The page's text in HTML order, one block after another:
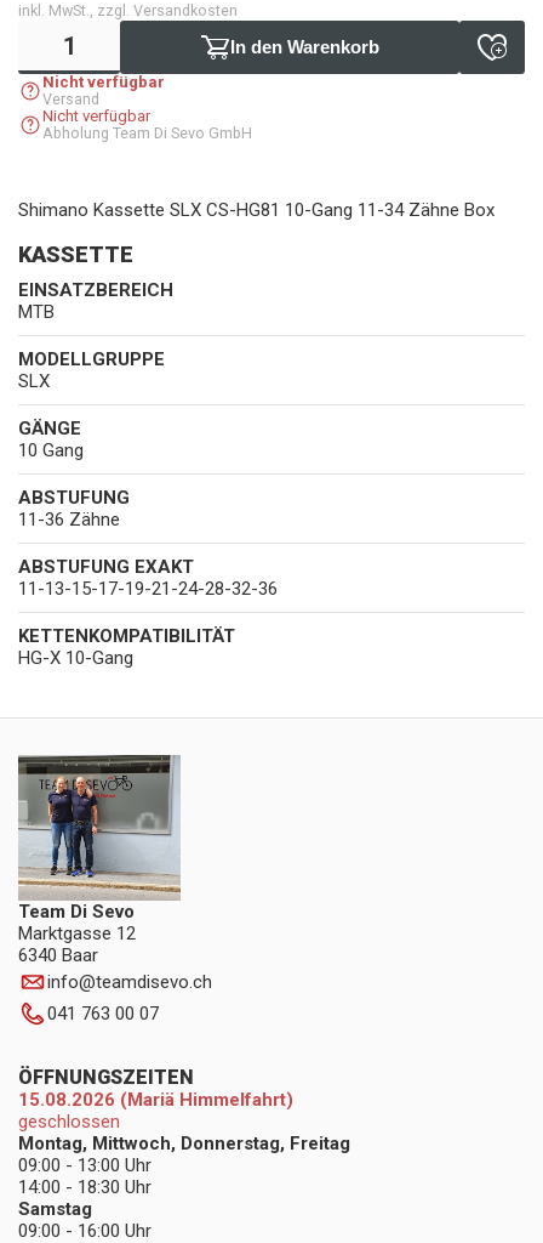
inkl. MwSt., zzgl. Versandkosten
In den Warenkorb
Nicht verfügbar
Versand
Nicht verfügbar
Abholung Team Di Sevo GmbH
Shimano Kassette SLX CS-HG81 10-Gang 11-34 Zähne Box
KASSETTE
EINSATZBEREICH
MTB
MODELLGRUPPE
SLX
GÄNGE
10 Gang
ABSTUFUNG
11-36 Zähne
ABSTUFUNG EXAKT
11-13-15-17-19-21-24-28-32-36
KETTENKOMPATIBILITÄT
HG-X 10-Gang
Team Di Sevo
Marktgasse 12
6340 Baar
info@teamdisevo.ch
041 763 00 07
ÖFFNUNGSZEITEN
15.08.2026 (Mariä Himmelfahrt)
geschlossen
Montag, Mittwoch, Donnerstag, Freitag
09:00 - 13:00 Uhr
14:00 - 18:30 Uhr
Samstag
09:00 - 16:00 Uhr